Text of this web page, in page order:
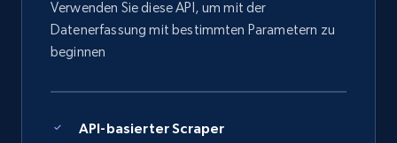
Verwenden Sie diese API, um mit der
Datenerfassung mit bestimmten Parametern zu
beginnen
API-basierter Scraper